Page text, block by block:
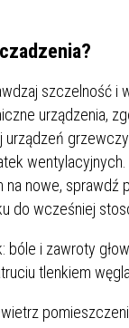
szczelność i
urządzenia,
urządzeń
wentylacyjnych.
nowe, sprawdź
do wcześniej
bóle i zawroty
tlenkiem węgla.